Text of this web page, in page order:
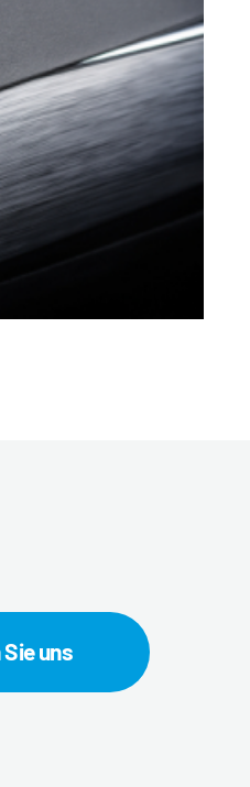
uns